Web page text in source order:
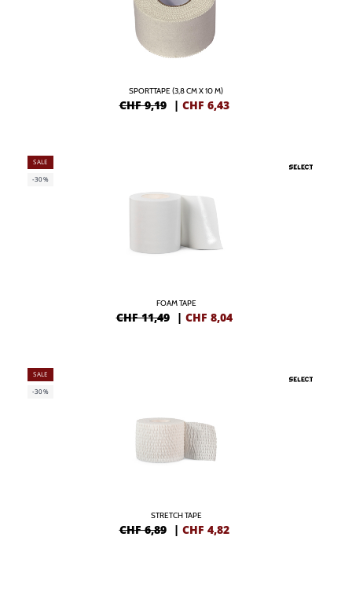
SPORTTAPE (3,8 CM X 10 M)
CHF 9,19 | CHF 6,43
SALE
-30%
FOAM TAPE
CHF 11,49 | CHF 8,04
SALE
-30%
STRETCH TAPE
CHF 6,89 | CHF 4,82